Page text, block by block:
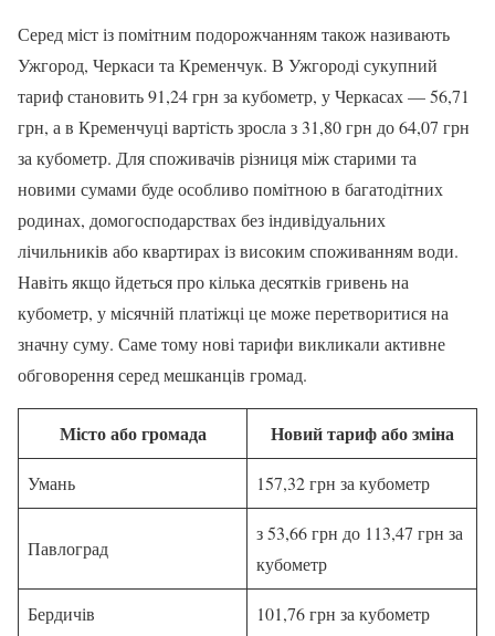
Серед міст із помітним подорожчанням також називають
Ужгород, Черкаси та Кременчук. В Ужгороді сукупний
тариф становить 91,24 грн за кубометр, у Черкасах — 56,71
грн, а в Кременчуці вартість зросла з 31,80 грн до 64,07 грн
за кубометр. Для споживачів різниця між старими та
новими сумами буде особливо помітною в багатодітних
родинах, домогосподарствах без індивідуальних
лічильників або квартирах із високим споживанням води.
Навіть якщо йдеться про кілька десятків гривень на
кубометр, у місячній платіжці це може перетворитися на
значну суму. Саме тому нові тарифи викликали активне
обговорення серед мешканців громад.
Місто або громада Новий тариф або зміна
Умань 157,32 грн за кубометр
Павлоград
з 53,66 грн до 113,47 грн за
кубометр
Бердичів 101,76 грн за кубометр